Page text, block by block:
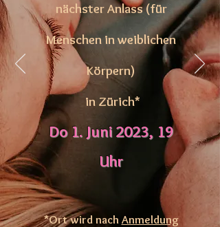
nächster Anlass (für
Menschen in weiblichen
Körpern)
in Zürich*
Do 1. Juni 2023, 19
Uhr
*Ort wird nach Anmeldung